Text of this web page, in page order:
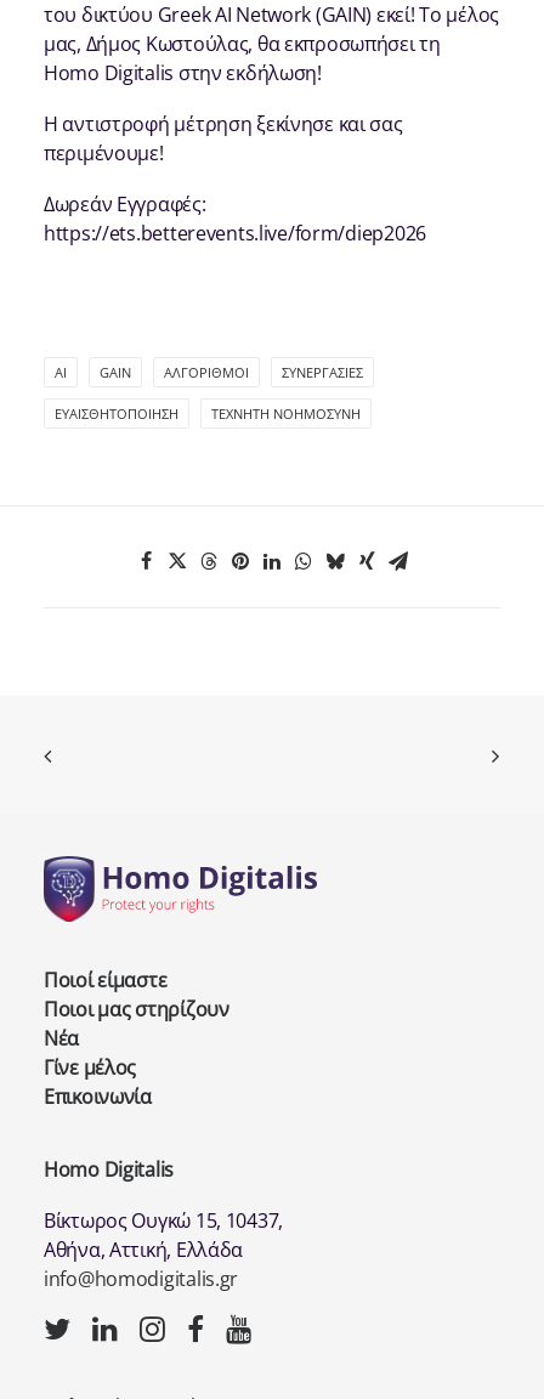
του δικτύου Greek AI Network (GAIN) εκεί! Το μέλος
μας, Δήμος Κωστούλας, θα εκπροσωπήσει τη
Homo Digitalis στην εκδήλωση!
Η αντιστροφή μέτρηση ξεκίνησε και σας
περιμένουμε!
Δωρεάν Εγγραφές:
https://ets.betterevents.live/form/diep2026
AI GAIN ΑΛΓΌΡΙΘΜΟΙ ΣΥΝΕΡΓΑΣΊΕΣ
ΕΥΑΙΣΘΗΤΟΠΟΊΗΣΗ ΤΕΧΝΗΤΉ ΝΟΗΜΟΣΎΝΗ
Ποιοί είμαστε
Ποιοι μας στηρίζουν
Νέα
Γίνε μέλος
Επικοινωνία
Homo Digitalis
Βίκτωρος Ουγκώ 15, 10437,
Αθήνα, Αττική, Ελλάδα
info@homodigitalis.gr